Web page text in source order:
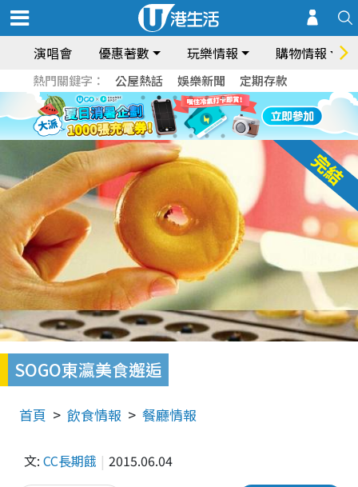
演唱會 優惠著數 玩樂情報 購物情報
熱門關鍵字： 公屋熱話 娛樂新聞 定期存款
SOGO東瀛美食邂逅
首頁 飲食情報 餐廳情報
文: CC長期餓 2015.06.04